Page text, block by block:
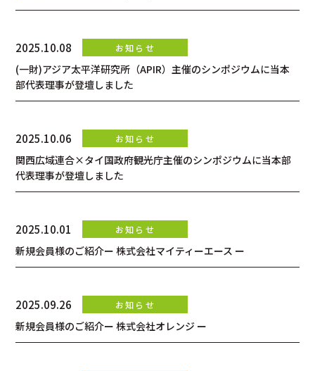
2025.10.08
(一財)アジア太平洋研究所（APIR）主催のシンポジウムに当本
部代表理事が登壇しました
2025.10.06
関西広域連合×タイ国政府観光庁主催のシンポジウムに当本部
代表理事が登壇しました
2025.10.01
新規会員様のご紹介ー 株式会社マイティーエース ー
2025.09.26
新規会員様のご紹介ー 株式会社オレンジ ー